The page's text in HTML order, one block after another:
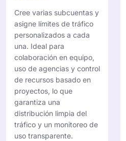
Cree varias subcuentas y
asigne límites de tráfico
personalizados a cada
una. Ideal para
colaboración en equipo,
uso de agencias y control
de recursos basado en
proyectos, lo que
garantiza una
distribución limpia del
tráfico y un monitoreo de
uso transparente.